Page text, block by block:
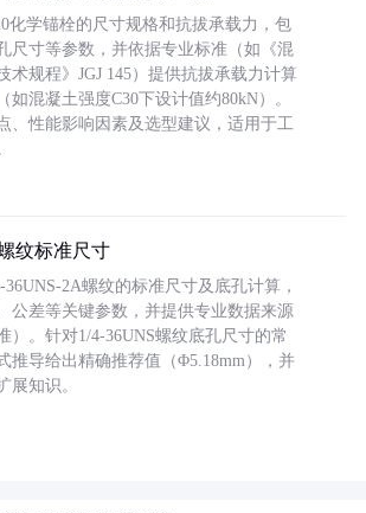
化学锚栓的尺寸规格和抗拔承载力，包
尺寸等参数，并依据专业标准（如《混
术规程》JGJ 145）提供抗拔承载力计算
如混凝土强度C30下设计值约80kN）。
、性能影响因素及选型建议，适用于工
纹标准尺寸
2A螺纹的标准尺寸及底孔计算，
公差等关键参数，并提供专业数据来源
）。针对1/4-36UNS螺纹底孔尺寸的常
推导给出精确推荐值（Φ5.18mm），并
展知识。